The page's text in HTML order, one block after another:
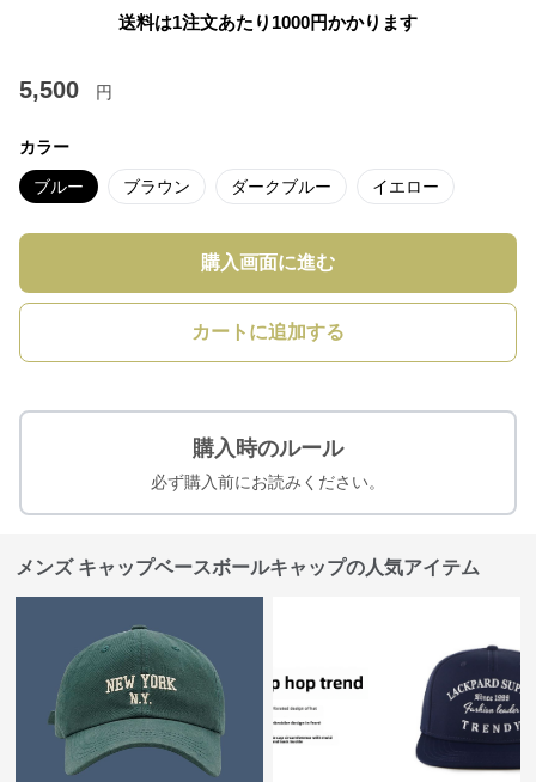
送料は1注文あたり 1000円かかります
5,500 円
カラー
ブルー ブラウン ダークブルー イエロー
購入画面に進む
カートに追加する
購入時のルール
必ず購入前にお読みください。
メンズ キャップベースボールキャップの人気アイテム